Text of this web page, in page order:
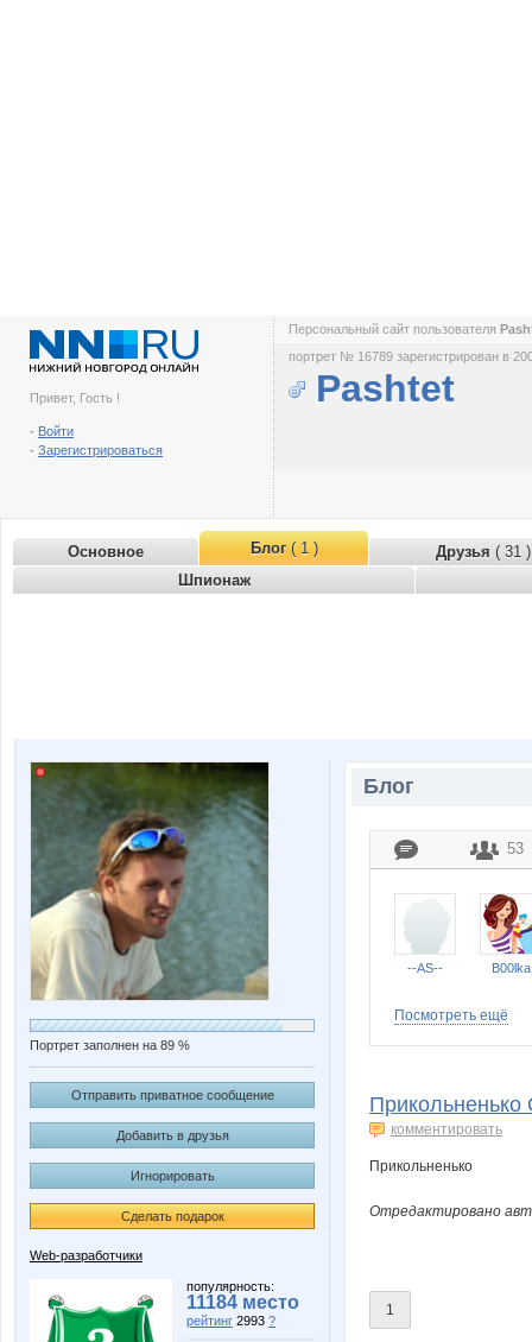
Привет, Гость !
- Войти
- Зарегистрироваться
Персональный сайт пользователя
портрет № 16789 зарегистрирован в
Pashtet
Основное Блог( 1 ) Друзья ( 31 )
Шпионаж
Портрет заполнен на 89 %
Отправить приватное сообщение
Добавить в друзья
Игнорировать
Сделать подарок
Web-разработчики
популярность:
11184 место
рейтинг 2993 ?
Блог
53
--AS-- B00lka
Посмотреть ещё
Прикольненько
комментировать
Прикольненько
Отредактировано
1